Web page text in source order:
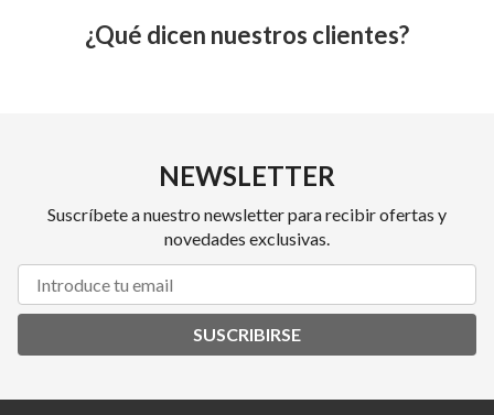
¿Qué dicen nuestros clientes?
NEWSLETTER
Suscríbete a nuestro newsletter para recibir ofertas y
novedades exclusivas.
SUSCRIBIRSE